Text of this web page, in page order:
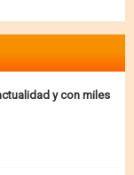
y con miles